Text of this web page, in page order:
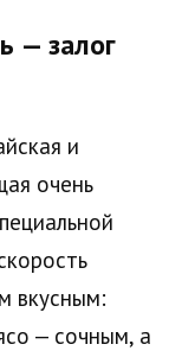
— залог
и
очень
вкусным:
— сочным, а